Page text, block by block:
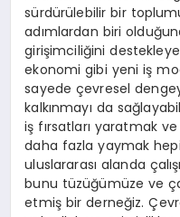
sürdürülebilir bir
adımlardan biri
girişimciliğini
ekonomi gibi yeni iş
sayede çevresel
kalkınmayı da
iş fırsatları yaratmak
daha fazla yaymak
uluslararası alanda
bunu tüzüğümüze ve
etmiş bir derneğiz.